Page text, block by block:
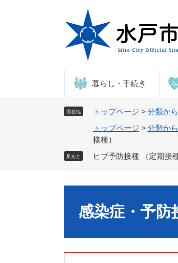
暮らし・手続き
現在地 トップページ > 分類か
トップページ > 分類か
接種）
足あと ヒブ予防接種 （定期接種
感染症・予防